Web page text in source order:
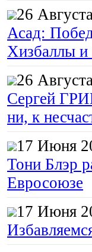
26
Асад:
Хизбаллы и
26
Сергей
ни, к
17 Июня
Тони Блэр
Евросоюзе
17 Июня